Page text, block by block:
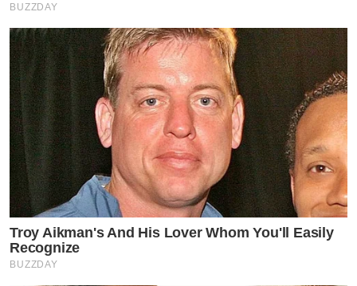
BUZZDAY
Troy Aikman's And His Lover Whom You'll Easily
Recognize
BUZZDAY